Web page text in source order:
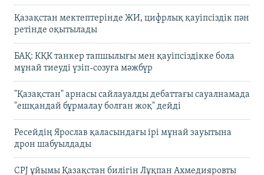
Қазақстан мектептерінде ЖИ, цифрлық қауіпсіздік пән
ретінде оқытылады
БАҚ: КҚК танкер тапшылығы мен қауіпсіздікке бола
мұнай тиеуді үзіп-созуға мәжбүр
"Қазақстан" арнасы сайлауалды дебаттағы сауалнамада
"ешқандай бұрмалау болған жоқ" дейді
Ресейдің Ярослав қаласындағы ірі мұнай зауытына
дрон шабуылдады
CPJ ұйымы Қазақстан билігін Лұқпан Ахмедияровты